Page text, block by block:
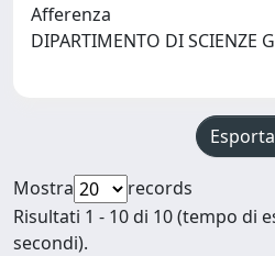
Afferenza
DIPARTIMENTO DI SCIENZE
Mostra
records
Risultati 1 - 10 di 10 (tempo di
secondi).